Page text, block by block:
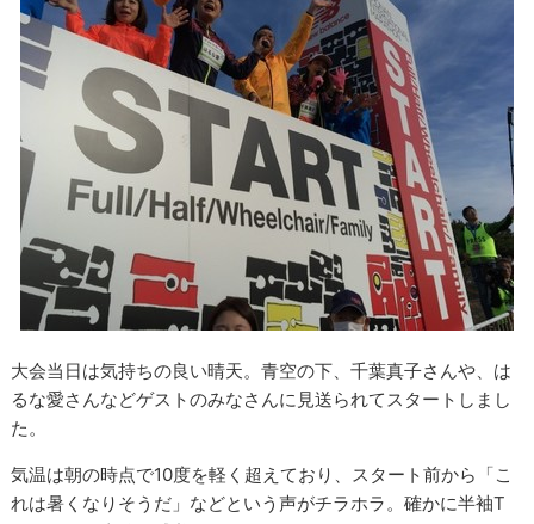
大会当日は気持ちの良い晴天。青空の下、千葉真子さんや、は
るな愛さんなどゲストのみなさんに見送られてスタートしまし
た。
気温は朝の時点で10度を軽く超えており、スタート前から「こ
れは暑くなりそうだ」などという声がチラホラ。確かに半袖T